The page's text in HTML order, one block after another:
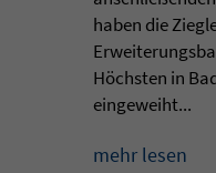
haben die
Höchsten in
eingeweiht...
mehr lesen